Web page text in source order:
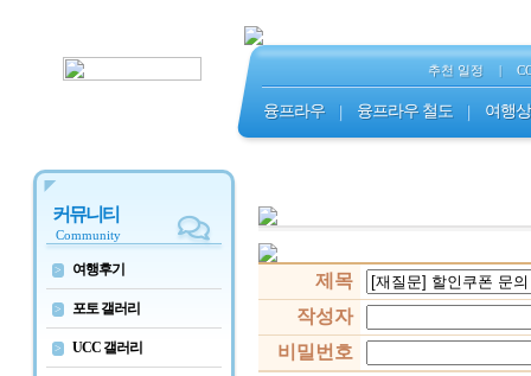
추천 일정 |
융프라우 | 융프라우 철도 | 여행
커뮤니티
Community
> 여행후기
> 포토 갤러리
> UCC 갤러리
제목
작성자
비밀번호